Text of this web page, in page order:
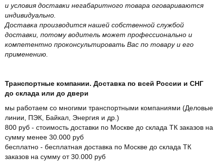
и условия доставки негабаритного товара оговариваются
индивидуально.
Доставка производится нашей собственной службой
доставки, потому водитель может профессионально и
компетентно проконсультировать Вас по товару и его
применению.
Транспортные компании. Доставка по всей России и СНГ
до склада или до двери
мы работаем со многими транспортными компаниями (Деловые
линии, ПЭК, Байкал, Энергия и др.)
800 руб - стоимость доставки по Москве до склада ТК заказов на
сумму менее 30.000 руб
бесплатно - бесплатная доставка по Москве до склада ТК
заказов на сумму от 30.000 руб